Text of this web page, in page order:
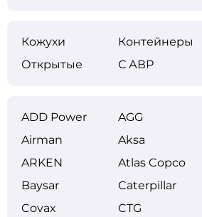
Кожухи
Контейнеры
Открытые
С АВР
ADD Power
AGG
Airman
Aksa
ARKEN
Atlas Copco
Baysar
Caterpillar
Covax
CTG